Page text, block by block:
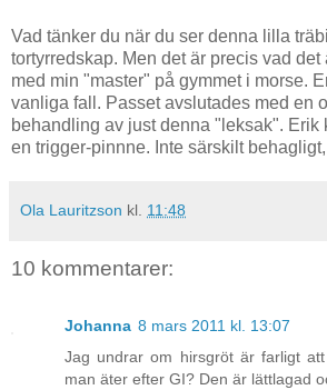
Vad tänker du när du ser denna lilla
tortyrredskap. Men det är precis vad det
med min "master" på gymmet i morse.
vanliga fall. Passet avslutades med en
behandling av just denna "leksak". Erik
en trigger-pinnne. Inte särskilt
Ola Lauritzson kl. 11:48
10 kommentarer:
Johanna 8 mars 2011 kl. 13:07
Jag undrar om hirsgröt är farligt
man äter efter GI? Den är lättlagad